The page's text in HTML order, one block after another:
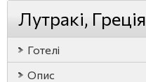
Лутракі, Греція
Готелі
Опис